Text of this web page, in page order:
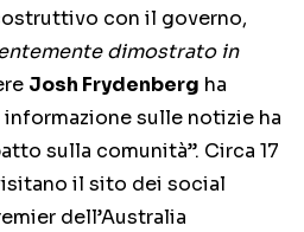
con il governo,
dimostrato in
Josh Frydenberg ha
sulle notizie ha
sulla comunità”. Circa 17
il sito dei social
dell’Australia